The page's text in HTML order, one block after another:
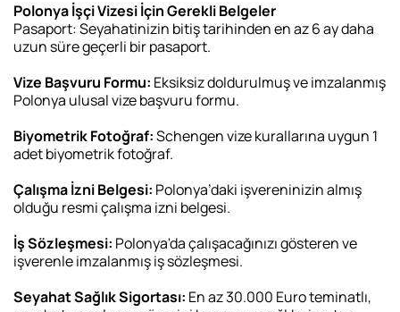
Polonya İşçi Vizesi İçin Gerekli Belgeler
Pasaport: Seyahatinizin bitiş tarihinden en az 6 ay daha
uzun süre geçerli bir pasaport.
Vize Başvuru Formu: Eksiksiz doldurulmuş ve imzalanmış
Polonya ulusal vize başvuru formu.
Biyometrik Fotoğraf:Schengen vize kurallarına uygun 1
adet biyometrik fotoğraf.
Çalışma İzni Belgesi: Polonya’daki işvereninizin almış
olduğu resmi çalışma izni belgesi.
İş Sözleşmesi: Polonya'da çalışacağınızı gösteren ve
işverenle imzalanmış iş sözleşmesi.
Seyahat Sağlık Sigortası: En az 30.000 Euro teminatlı,